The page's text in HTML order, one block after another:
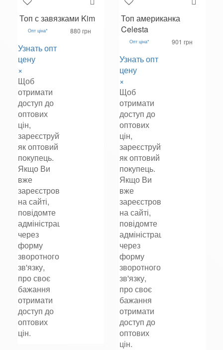
Топ с завязками Kim
Опт ціна*
Узнать опт
цену
×
Щоб
отримати
доступ до
оптових
цін,
зареєструйтеся
як оптовий
покупець.
Якщо Ви
вже
зареєстровані
на сайті,
повідомте
адміністрацію
через
форму
зворотного
зв'язку,
про своє
бажання
отримати
доступ до
оптових
цін.
880 грн
Топ американка
Celesta
Опт ціна*
Узнать опт
цену
×
Щоб
отримати
доступ до
оптових
цін,
зареєструйтеся
як оптовий
покупець.
Якщо Ви
вже
зареєстровані
на сайті,
повідомте
адміністрацію
через
форму
зворотного
зв'язку,
про своє
бажання
отримати
доступ до
оптових
цін.
901 грн